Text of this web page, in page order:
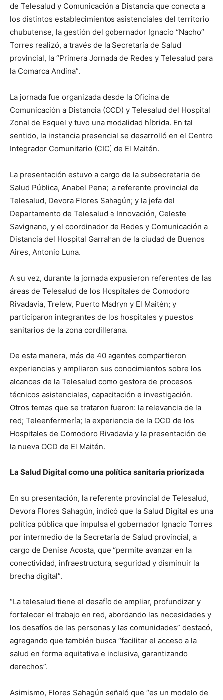
de Telesalud y Comunicación a Distancia que conecta a
los distintos establecimientos asistenciales del territorio
chubutense, la gestión del gobernador Ignacio “Nacho”
Torres realizó, a través de la Secretaría de Salud
provincial, la “Primera Jornada de Redes y Telesalud para
la Comarca Andina”.
La jornada fue organizada desde la Oficina de
Comunicación a Distancia (OCD) y Telesalud del Hospital
Zonal de Esquel y tuvo una modalidad híbrida. En tal
sentido, la instancia presencial se desarrolló en el Centro
Integrador Comunitario (CIC) de El Maitén.
La presentación estuvo a cargo de la subsecretaria de
Salud Pública, Anabel Pena; la referente provincial de
Telesalud, Devora Flores Sahagún; y la jefa del
Departamento de Telesalud e Innovación, Celeste
Savignano, y el coordinador de Redes y Comunicación a
Distancia del Hospital Garrahan de la ciudad de Buenos
Aires, Antonio Luna.
A su vez, durante la jornada expusieron referentes de las
áreas de Telesalud de los Hospitales de Comodoro
Rivadavia, Trelew, Puerto Madryn y El Maitén; y
participaron integrantes de los hospitales y puestos
sanitarios de la zona cordillerana.
De esta manera, más de 40 agentes compartieron
experiencias y ampliaron sus conocimientos sobre los
alcances de la Telesalud como gestora de procesos
técnicos asistenciales, capacitación e investigación.
Otros temas que se trataron fueron: la relevancia de la
red; Teleenfermería; la experiencia de la OCD de los
Hospitales de Comodoro Rivadavia y la presentación de
la nueva OCD de El Maitén.
La Salud Digital como una política sanitaria priorizada
En su presentación, la referente provincial de Telesalud,
Devora Flores Sahagún, indicó que la Salud Digital es una
política pública que impulsa el gobernador Ignacio Torres
por intermedio de la Secretaría de Salud provincial, a
cargo de Denise Acosta, que “permite avanzar en la
conectividad, infraestructura, seguridad y disminuir la
brecha digital”.
“La telesalud tiene el desafío de ampliar, profundizar y
fortalecer el trabajo en red, abordando las necesidades y
los desafíos de las personas y las comunidades” destacó,
agregando que también busca “facilitar el acceso a la
salud en forma equitativa e inclusiva, garantizando
derechos”.
Asimismo, Flores Sahagún señaló que “es un modelo de